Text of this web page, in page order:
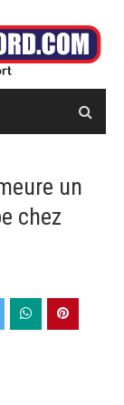
un
chez